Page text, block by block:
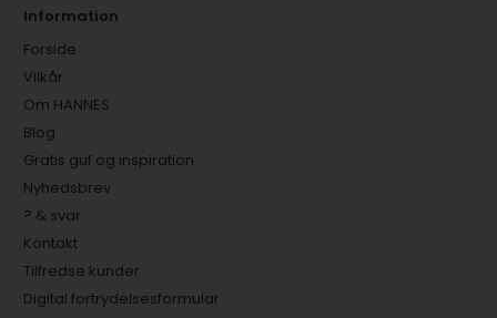
Information
Forside
Vilkår
Om HANNES
Blog
Gratis guf og inspiration
Nyhedsbrev
? & svar
Kontakt
Tilfredse kunder
Digital fortrydelsesformular